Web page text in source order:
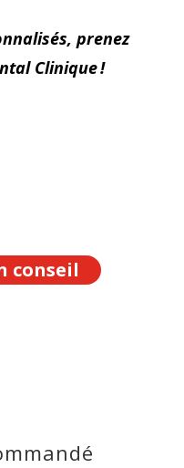
prenez
Clinique !
conseil